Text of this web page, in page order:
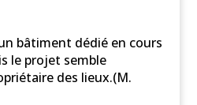
bâtiment dédié en cours
le projet semble
des lieux.(M.